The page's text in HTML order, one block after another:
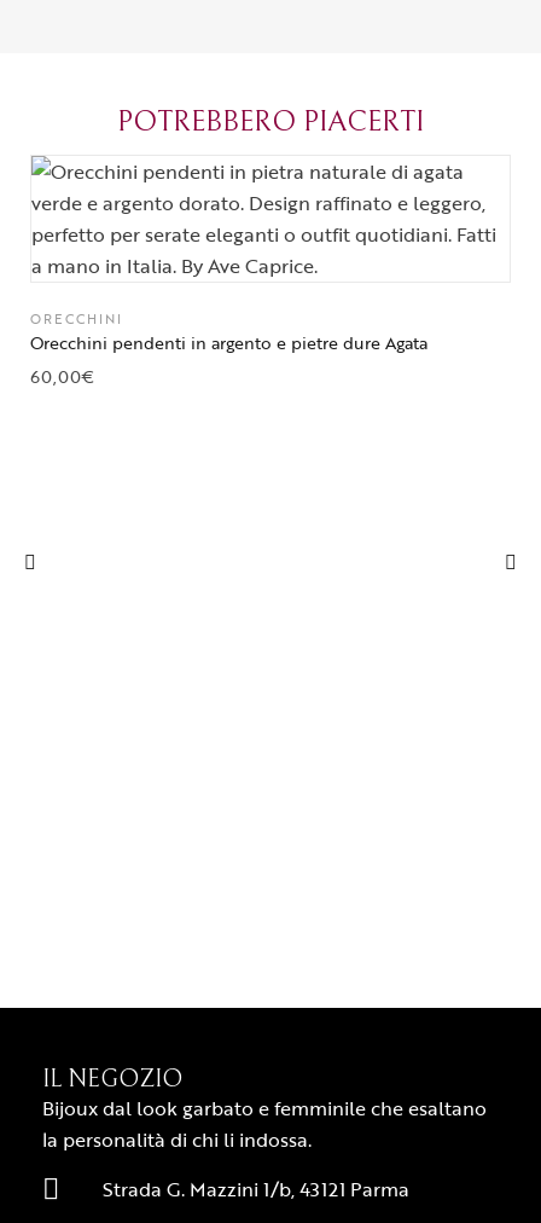
POTREBBERO PIACERTI
ORECCHINI
Orecchini pendenti in argento e pietre dure Agata
60,00€
IL NEGOZIO
Bijoux dal look garbato e femminile che esaltano
la personalità di chi li indossa.
Strada G. Mazzini 1/b, 43121 Parma